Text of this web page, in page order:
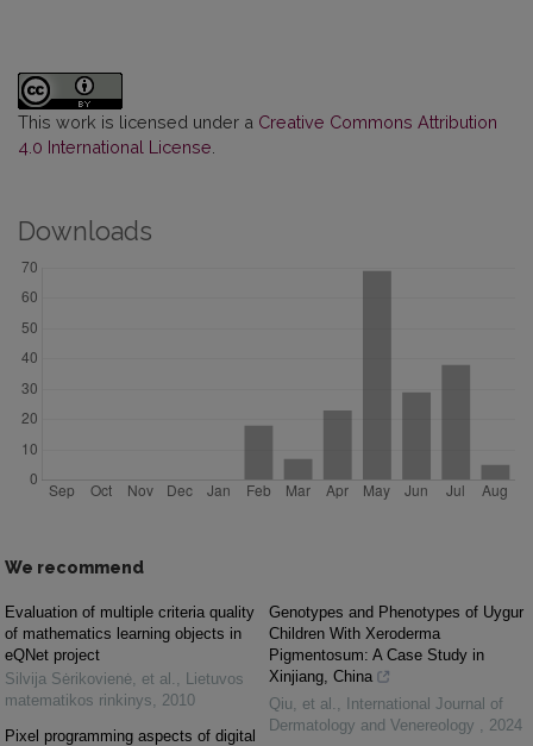
This work is licensed under a Creative Commons Attribution
4.0 International License
Downloads
We recommend
Evaluation of multiple criteria quality
of mathematics learning objects in
eQNet project
Silvija Sėrikovienė, et al.
Lietuvos
matematikos rinkinys
2010
Pixel programming aspects of digital
Genotypes and Phenotypes of Uygur
Children With Xeroderma
Pigmentosum: A Case Study in
Xinjiang, China
Qiu, et al.
International Journal of
Dermatology and Venereology
2024